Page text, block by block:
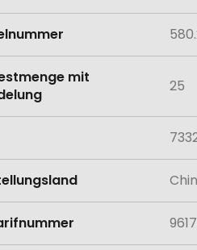
mit
25